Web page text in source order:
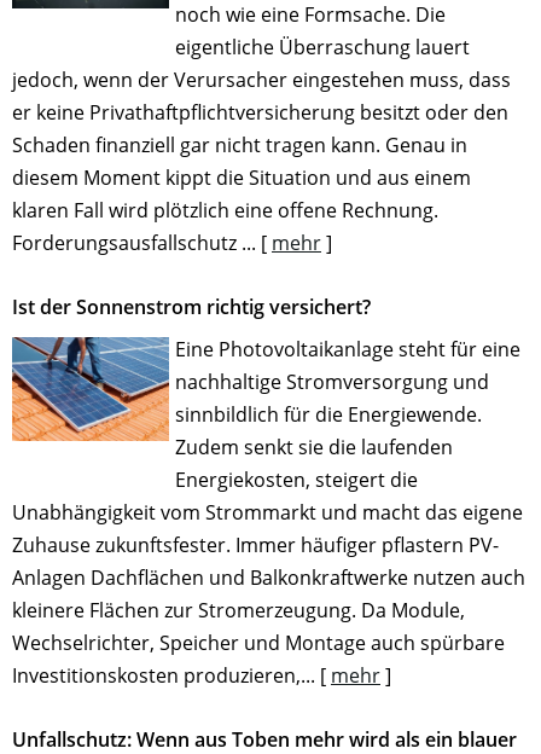
noch wie eine Formsache. Die
eigentliche Überraschung lauert
jedoch, wenn der Verursacher eingestehen muss, dass
er keine Privathaftpflichtversicherung besitzt oder den
Schaden finanziell gar nicht tragen kann. Genau in
diesem Moment kippt die Situation und aus einem
klaren Fall wird plötzlich eine offene Rechnung.
Forderungsausfallschutz ... [ mehr]
Ist der Sonnenstrom richtig versichert?
Eine Photovoltaikanlage steht für eine
nachhaltige Stromversorgung und
sinnbildlich für die Energiewende.
Zudem senkt sie die laufenden
Energiekosten, steigert die
Unabhängigkeit vom Strommarkt und macht das eigene
Zuhause zukunftsfester. Immer häufiger pflastern PV-
Anlagen Dachflächen und Balkonkraftwerke nutzen auch
kleinere Flächen zur Stromerzeugung. Da Module,
Wechselrichter, Speicher und Montage auch spürbare
Investitionskosten produzieren,... [ mehr]
Unfallschutz: Wenn aus Toben mehr wird als ein blauer